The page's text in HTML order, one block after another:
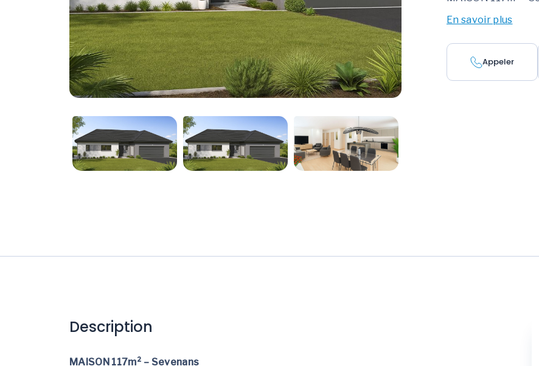
En savoir plus
Appeler
Description
MAISON 117m² – Sevenans